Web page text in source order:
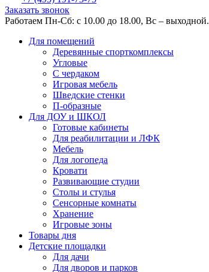
Заказать звонок
Работаем Пн-Сб: с 10.00 до 18.00, Вс – выходной.
Для помещений
Деревянные спорткомплексы
Угловые
С чердаком
Игровая мебель
Шведские стенки
П-образные
Для ДОУ и ШКОЛ
Готовые кабинеты
Для реабилитации и ЛФК
Мебель
Для логопеда
Кровати
Развивающие студии
Столы и стулья
Сенсорные комнаты
Хранение
Игровые зоны
Товары дня
Детские площадки
Для дачи
Для дворов и парков